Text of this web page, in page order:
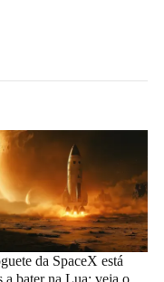
da SpaceX está
a bater na Lua; veja o